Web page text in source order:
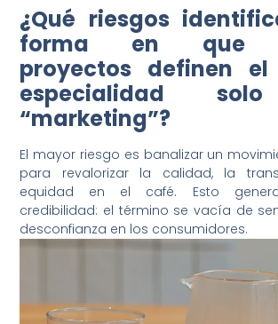
¿Qué riesgos
forma en que
proyectos definen
especialidad
“marketing”?
El mayor riesgo es banalizar un
para revalorizar la calidad, la
equidad en el café. Esto
credibilidad: el término se vacía de
desconfianza en los consumidores.